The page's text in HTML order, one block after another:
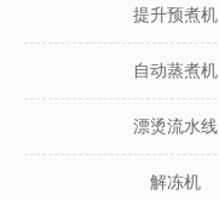
提升预煮机
自动蒸煮机
漂烫流水线
解冻机